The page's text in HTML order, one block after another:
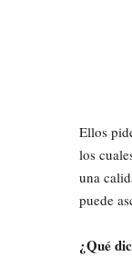
​Ellos
los
una
puede
¿Qué